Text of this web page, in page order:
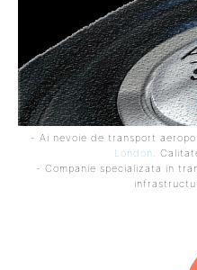
- Ai nevoie de transport
London .
- Companie specializata in